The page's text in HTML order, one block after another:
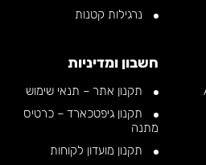
נרגילות קטנות
חשבון ומדיניות
תקנון אתר – תנאי שימוש
תקנון גיפטכארד – כרטיס
מתנה
תקנון מועדון לקוחות